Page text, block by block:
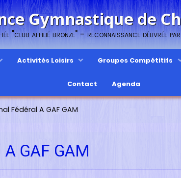
Gymnastique de
"club affilié bronze" - reconnaissance délivrée
Activités Loisirs Groupes Compétitifs
Contact Agenda
Fédéral A GAF GAM
GAF GAM